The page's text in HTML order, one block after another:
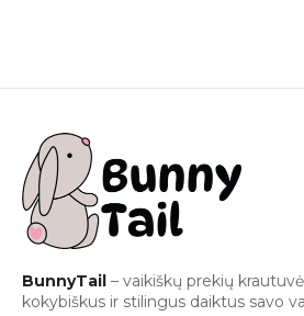
BunnyTail – vaikiškų prekių
kokybiškus ir stilingus daiktus savo